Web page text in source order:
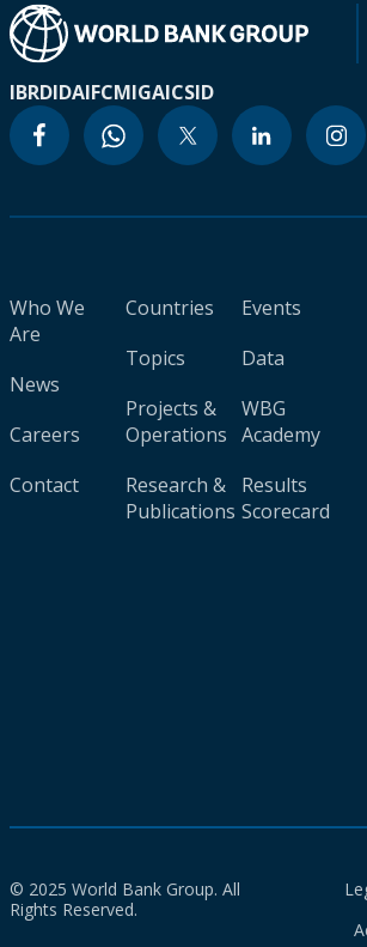
IBRDIDAIFCMIGAICSID
Who We
Are
News
Careers
Contact
Countries
Topics
Projects &
Operations
Research &
Publications
Events
Data
WBG
Academy
Results
Scorecard
© 2025 World Bank Group. All
Rights Reserved.